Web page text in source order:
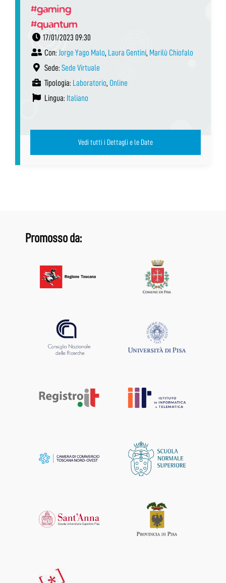
#gaming
#quantum
17/01/2023 09:30
Con: Jorge Yago Malo, Laura Gentini, Marilù Chiofalo
Sede: Sede Virtuale
Tipologia: Laboratorio, Online
Lingua: Italiano
Vedi tutti i Dettagli e le Date
Promosso da: